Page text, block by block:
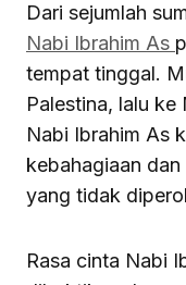
Dari sejumlah
Nabi Ibrahim As
tempat tinggal.
Palestina, lalu
Nabi Ibrahim As
kebahagiaan
yang tidak
Rasa cinta Nabi